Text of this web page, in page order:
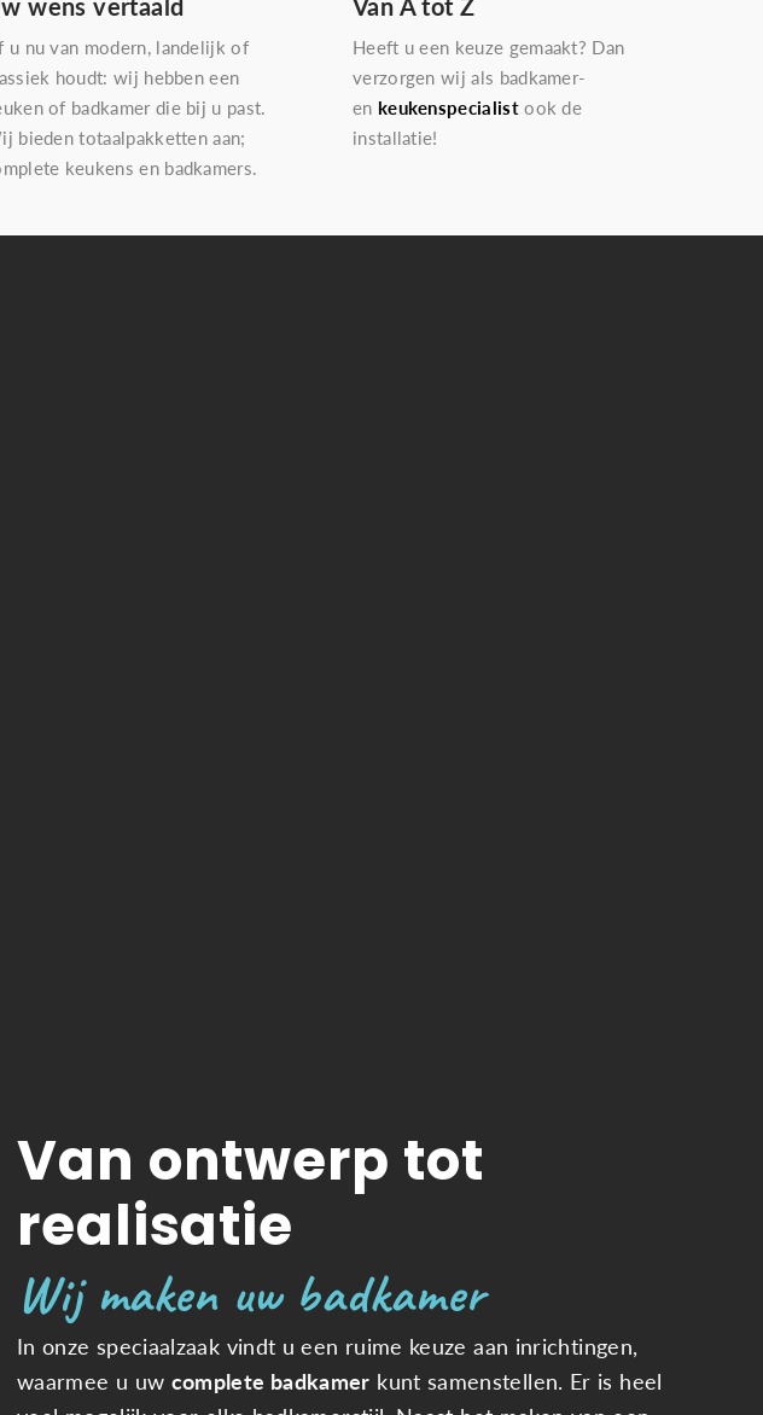
wens vertaald
u nu van modern, landelijk of
houdt: wij hebben een
of badkamer die bij u past.
bieden totaalpakketten aan;
keukens en badkamers.
Van A tot Z
Heeft u een keuze gemaakt? Dan
verzorgen wij als badkamer-
en keukenspecialistook de
installatie!
Van ontwerp tot
realisatie
Wij maken uw badkamer
In onze speciaalzaak vindt u een ruime keuze aan inrichtingen,
waarmee u uw complete badkamer kunt samenstellen. Er is heel